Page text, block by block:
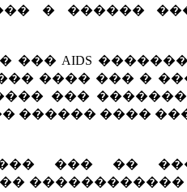
� ������
AIDS
���� ��� �
��� �������,
����
��� ��